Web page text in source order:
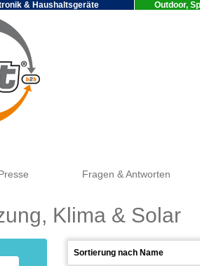
& Haushaltsgeräte Outdoor,
Fragen & Antworten
Klima & Solar